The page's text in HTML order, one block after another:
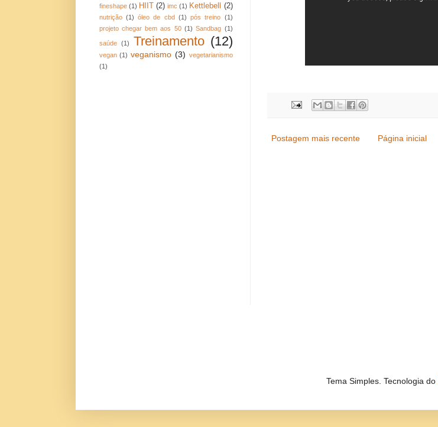
Postagem mais recente Página inicial
fineshape (1) HIIT (2) imc (1) Kettlebell (2)
nutrição (1) óleo de cbd (1) pós treino (1)
projeto chegar bem aos 50 (1) Sandbag (1)
saúde (1) Treinamento (12)
vegan (1) veganismo (3) vegetarianismo
(1)
Tema Simples. Tecnologia do